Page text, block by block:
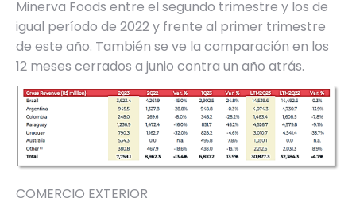
Minerva Foods entre el segundo trimestre y los de
igual período de 2022 y frente al primer trimestre
de este año. También se ve la comparación en los
12 meses cerrados a junio contra un año atrás.
COMERCIO EXTERIOR